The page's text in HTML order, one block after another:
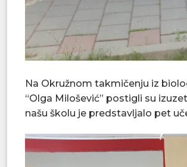
Na Okružnom takmičenju iz
“Olga Milošević” postigli su
našu školu je predstavljalo pet